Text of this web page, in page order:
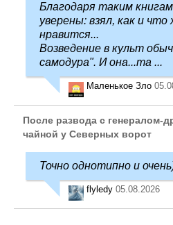
Благодаря таким
уверены: взял, как и
нравится...
Возведение в культ
самодура". И она...та ...
Маленькое Зло
После развода с генералом-
чайной у Северных ворот
Точно однотипно и
flyledy 05.08.2026